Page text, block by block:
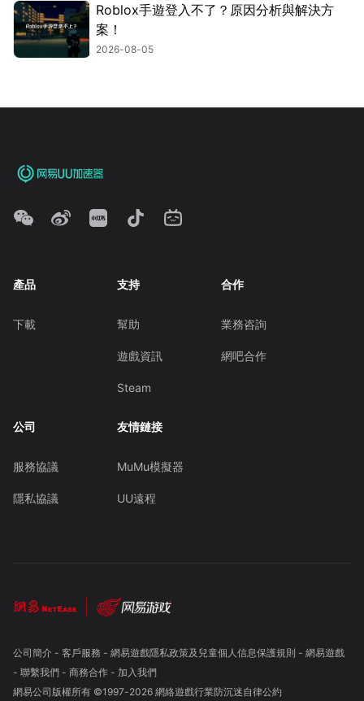
Roblox手遊登入不了？原因分析與解決方
案！
2026-08-05
產品
下載
支持
幫助
遊戲資訊
Steam
合作
業務咨詢
網吧合作
公司
服務協議
隱私協議
友情鏈接
MuMu模擬器
UU遠程
公司簡介- 客戶服務 - 網易遊戲隱私政策及兒童個人信息保護規則 - 網易遊戲
- 聯繫我們- 商務合作- 加入我們
網易公司版權所有 ©1997-2026 網絡遊戲行業防沉迷自律公約